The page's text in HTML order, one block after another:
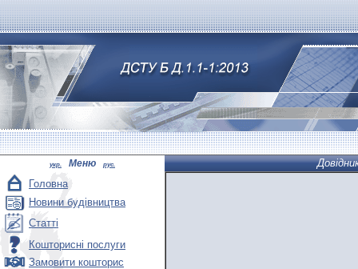
укр. Меню рус.
Головна
Новини будівництва
Статті
Кошторисні послуги
Замовити кошторис